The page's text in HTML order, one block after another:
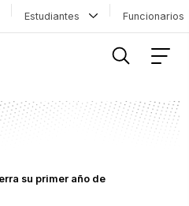
Estudiantes
su primer año de